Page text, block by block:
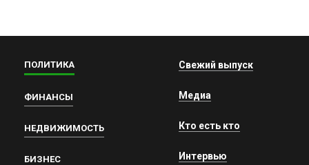
ПОЛИТИКА
ФИНАНСЫ
НЕДВИЖИМОСТЬ
БИЗНЕС
Свежий выпуск
Медиа
Кто есть кто
Интервью